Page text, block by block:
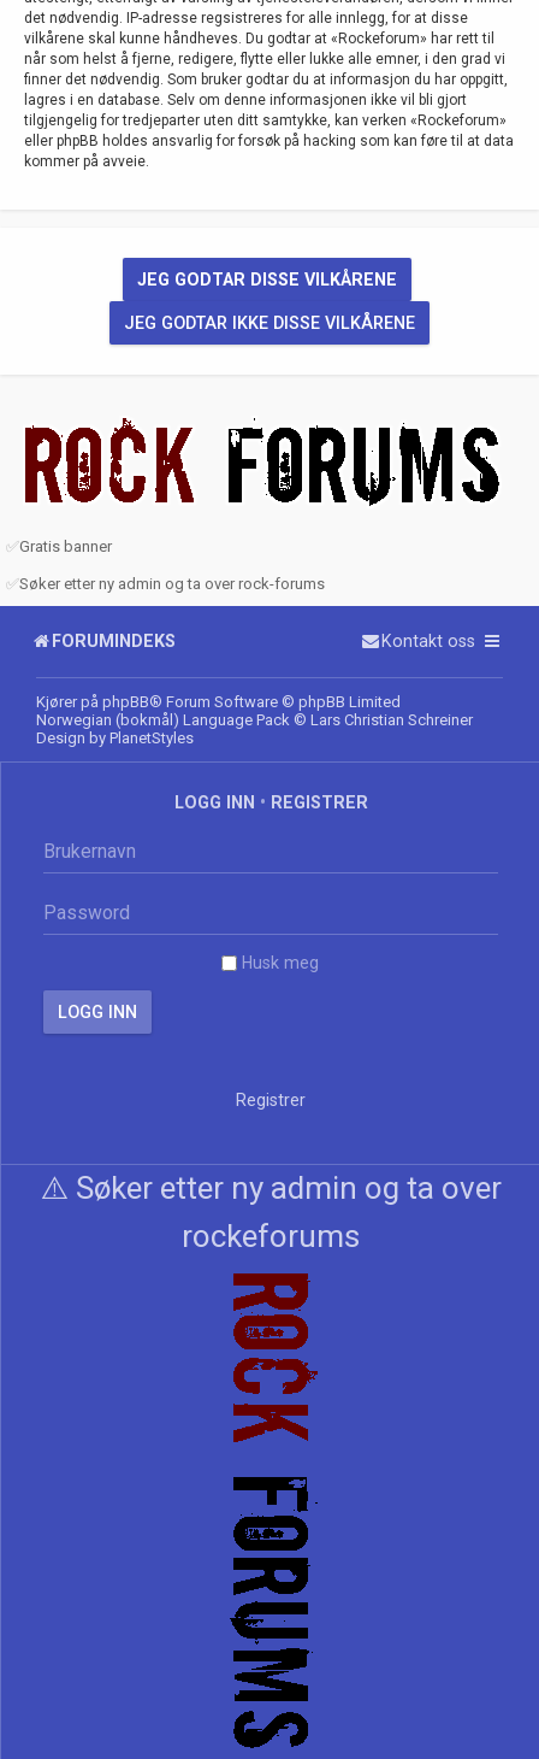
det nødvendig. IP-adresse regsistreres for alle innlegg, for at disse
vilkårene skal kunne håndheves. Du godtar at «Rockeforum» har rett til
når som helst å fjerne, redigere, flytte eller lukke alle emner, i den grad vi
finner det nødvendig. Som bruker godtar du at informasjon du har oppgitt,
lagres i en database. Selv om denne informasjonen ikke vil bli gjort
tilgjengelig for tredjeparter uten ditt samtykke, kan verken «Rockeforum»
eller phpBB holdes ansvarlig for forsøk på hacking som kan føre til at data
kommer på avveie.
✅Gratis banner
✅Søker etter ny admin og ta over rock-forums
FORUMINDEKS Kontakt oss
Kjører på phpBB® Forum Software © phpBB Limited
Norwegian (bokmål) Language Pack © Lars Christian Schreiner
Design by PlanetStyles
LOGG INN • REGISTRER
Husk meg
Registrer
⚠️ Søker etter ny admin og ta over
rockeforums